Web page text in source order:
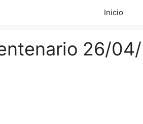
Inicio
26/